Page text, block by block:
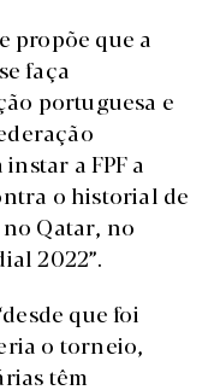
propõe que a
faça
portuguesa e
a FPF a
o historial de
Qatar, no
2022”.
que foi
o torneio,
têm